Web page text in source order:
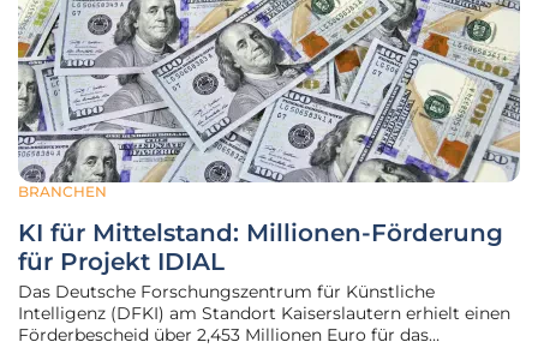
BRANCHEN
KI für Mittelstand: Millionen-Förderung
für Projekt IDIAL
Das Deutsche Forschungszentrum für Künstliche
Intelligenz (DFKI) am Standort Kaiserslautern erhielt einen
Förderbescheid über 2,453 Millionen Euro für das